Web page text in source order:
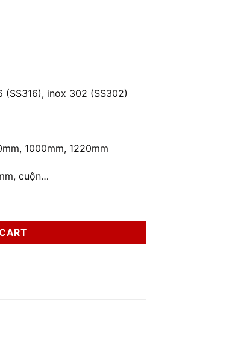
(SS316), inox 302 (SS302)
1000mm, 1220mm
cuộn…